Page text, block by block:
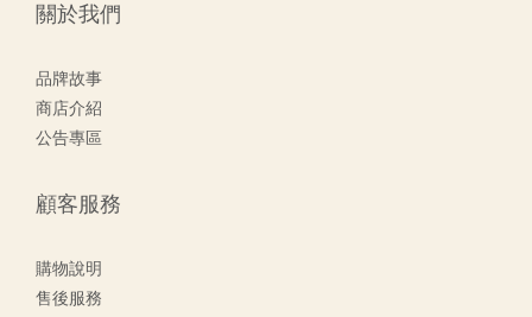
關於我們
品牌故事
商店介紹
公告專區
顧客服務
購物說明
售後服務